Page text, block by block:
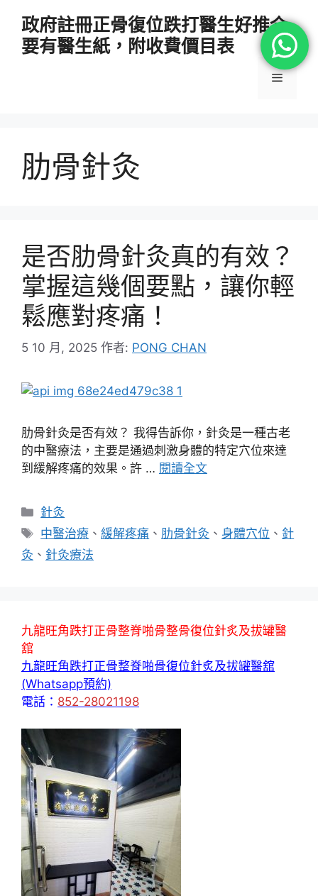
政府註冊正骨復位跌打醫生好推介
要有醫生紙，附收費價目表
選
肋骨針灸
是否肋骨針灸真的有效？
掌握這幾個要點，讓你輕
鬆應對疼痛！
5 10 月, 2025 作者: PONG CHAN
肋骨針灸是否有效？ 我得告訴你，針灸是一種古老
的中醫療法，主要是通過刺激身體的特定穴位來達
到緩解疼痛的效果。許 … 閱讀全文
分
類
針灸
標
籤
中醫治療 、緩解疼痛 、 肋骨針灸 、 身體穴位 、 針
灸 、 針灸療法
九龍旺角跌打正骨整脊啪骨整骨復位針炙及拔罐醫
舘
九龍旺角跌打正骨整脊啪骨復位針炙及拔罐醫舘
(Whatsapp預約)
電話： 852-28021198